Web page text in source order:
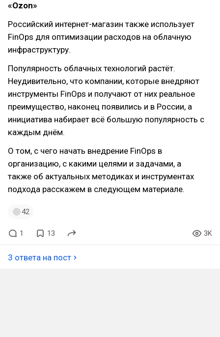
«Ozon»
Российский интернет-магазин также использует
FinOps для оптимизации расходов на облачную
инфраструктуру.
Популярность облачных технологий растёт.
Неудивительно, что компании, которые внедряют
инструменты FinOps и получают от них реальное
преимущество, наконец появились и в России, а
инициатива набирает всё большую популярность с
каждым днём.
О том, с чего начать внедрение FinOps в
организацию, с какими целями и задачами, а
также об актуальных методиках и инструментах
подхода расскажем в следующем материале.
42
1 13 3K
3 ответа на пост